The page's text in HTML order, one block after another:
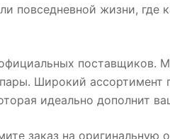
повседневной жизни, где
поставщиков.
Широкий ассортимент
идеально дополнит
заказ на оригинальную